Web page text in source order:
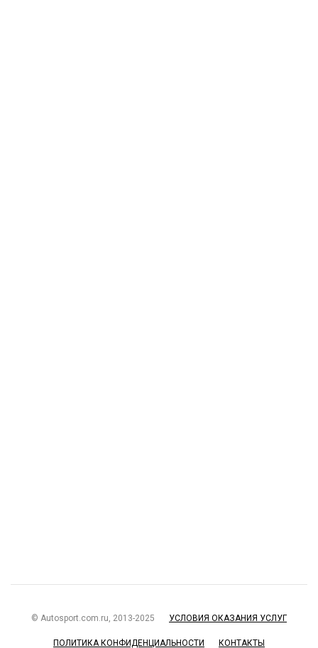
© Autosport.com.ru, 2013-2025 УСЛОВИЯ ОКАЗАНИЯ УСЛУГ
ПОЛИТИКА КОНФИДЕНЦИАЛЬНОСТИ КОНТАКТЫ